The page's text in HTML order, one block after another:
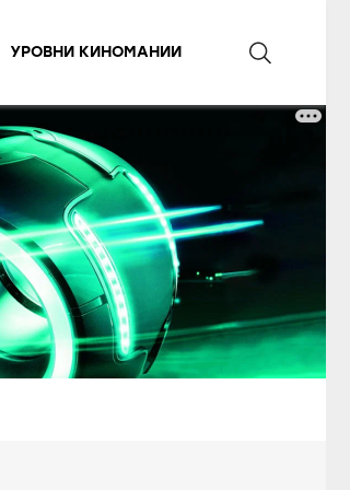
УРОВНИ КИНОМАНИИ